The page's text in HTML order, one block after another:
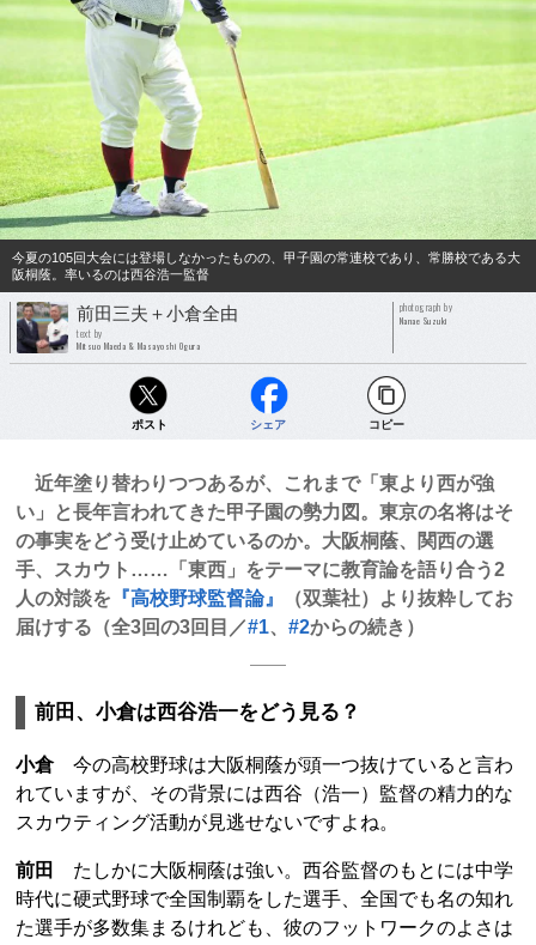
今夏の105回大会には登場しなかったものの、甲子園の常連校であり、常勝校である大
阪桐蔭。率いるのは西谷浩一監督
前田三夫＋小倉全由
text by
Mitsuo Maeda & Masayoshi Ogura
photograph by
Nanae Suzuki
ポスト シェア コピー
近年塗り替わりつつあるが、これまで「東より西が強
い」と長年言われてきた甲子園の勢力図。東京の名将はそ
の事実をどう受け止めているのか。大阪桐蔭、関西の選
手、スカウト……「東西」をテーマに教育論を語り合う2
人の対談を 『高校野球監督論』
（双葉社）より抜粋してお
届けする（全3回の3回目／#1、 #2からの続き）
前田、小倉は西谷浩一をどう見る？
小倉今の高校野球は大阪桐蔭が頭一つ抜けていると言わ
れていますが、その背景には西谷（浩一）監督の精力的な
スカウティング活動が見逃せないですよね。
前田
たしかに大阪桐蔭は強い。西谷監督のもとには中学
時代に硬式野球で全国制覇をした選手、全国でも名の知れ
た選手が多数集まるけれども、彼のフットワークのよさは